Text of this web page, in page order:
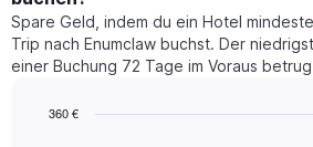
Preis
eines
Zimmers
für
jeweiligen
Spare Geld, indem du ein Hotel
Trip nach Enumclaw buchst. Der
einer Buchung 72 Tage im Voraus
360 €